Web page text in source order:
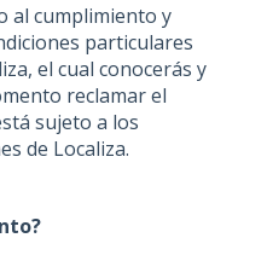
al cumplimiento y
particulares
el cual conocerás y
reclamar el
sujeto a los
de Localiza.